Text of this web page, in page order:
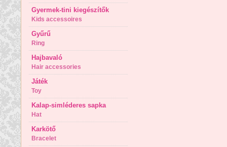
Gyermek-tini kiegészítők
Kids accessoires
Gyűrű
Ring
Hajbavaló
Hair accessories
Játék
Toy
Kalap-simléderes sapka
Hat
Karkötő
Bracelet